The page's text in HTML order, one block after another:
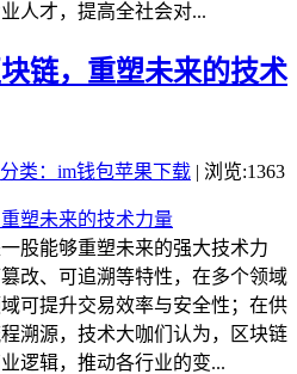
人才，提高全社会对...
链，重塑未来的技术
分类：im钱包苹果下载 | 浏览:1363
股能够重塑未来的强大技术力
改、可追溯等特性，在多个领域
可提升交易效率与安全性；在供
溯源，技术大咖们认为，区块链
逻辑，推动各行业的变...